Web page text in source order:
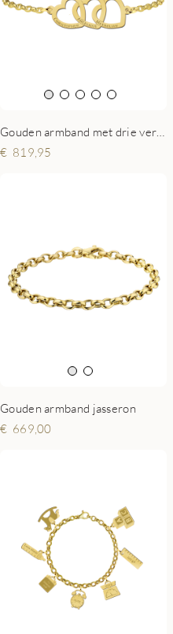
819,95
Gouden armband jasseron
669,00